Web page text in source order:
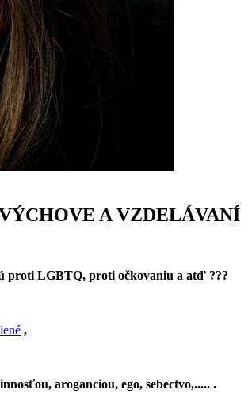
A VZDELÁVANÍ
proti LGBTQ, proti očkovaniu a atď ???
,
aroganciou, ego, sebectvo,..... .